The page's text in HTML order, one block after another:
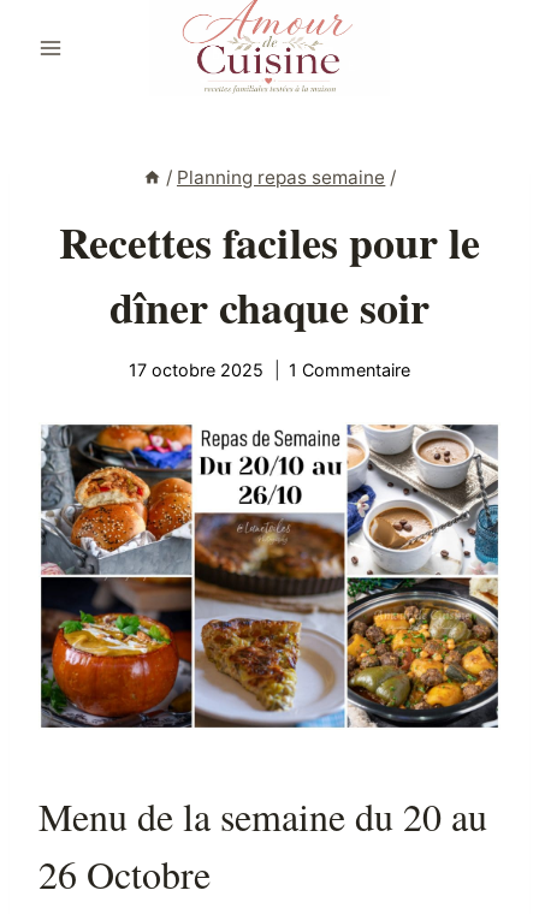
/ Planning repas semaine /
Recettes faciles pour le
dîner chaque soir
17 octobre 2025 1 Commentaire
Menu de la semaine du 20 au
26 Octobre